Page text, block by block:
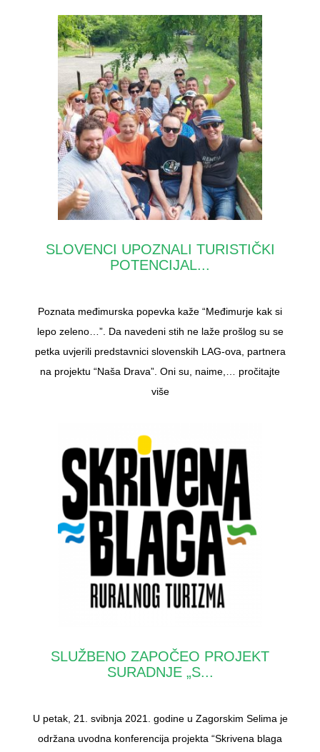
SLOVENCI UPOZNALI TURISTIČKI
POTENCIJAL...
Poznata međimurska popevka kaže “Međimurje kak si
lepo zeleno…”. Da navedeni stih ne laže prošlog su se
petka uvjerili predstavnici slovenskih LAG-ova, partnera
na projektu “Naša Drava”. Oni su, naime,… pročitajte
više
SLUŽBENO ZAPOČEO PROJEKT
SURADNJE „S...
U petak, 21. svibnja 2021. godine u Zagorskim Selima je
održana uvodna konferencija projekta “Skrivena blaga